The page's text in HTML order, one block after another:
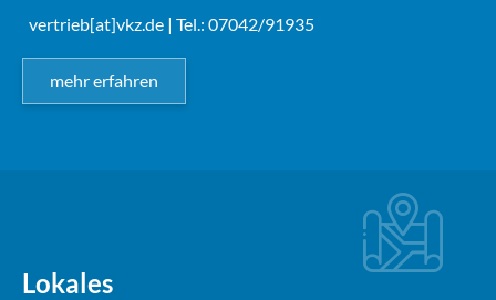
vertrieb[at]vkz.de | Tel.: 07042/91935
mehr erfahren
Lokales